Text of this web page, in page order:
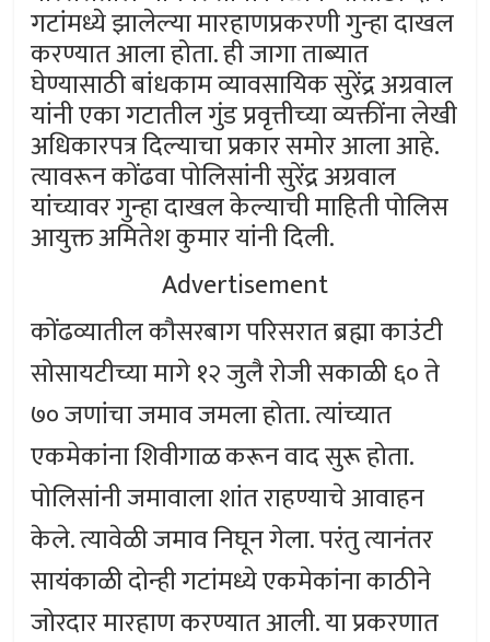
गटांमध्ये झालेल्या मारहाणप्रकरणी गुन्हा दाखल
करण्यात आला होता. ही जागा ताब्यात
घेण्यासाठी बांधकाम व्यावसायिक सुरेंद्र अग्रवाल
यांनी एका गटातील गुंड प्रवृत्तीच्या व्यक्तींना लेखी
अधिकारपत्र दिल्याचा प्रकार समोर आला आहे.
त्यावरून कोंढवा पोलिसांनी सुरेंद्र अग्रवाल
यांच्यावर गुन्हा दाखल केल्याची माहिती पोलिस
आयुक्त अमितेश कुमार यांनी दिली.
Advertisement
कोंढव्यातील कौसरबाग परिसरात ब्रह्मा काउंटी
सोसायटीच्या मागे १२ जुलै रोजी सकाळी ६० ते
७० जणांचा जमाव जमला होता. त्यांच्यात
एकमेकांना शिवीगाळ करून वाद सुरू होता.
पोलिसांनी जमावाला शांत राहण्याचे आवाहन
केले. त्यावेळी जमाव निघून गेला. परंतु त्यानंतर
सायंकाळी दोन्ही गटांमध्ये एकमेकांना काठीने
जोरदार मारहाण करण्यात आली. या प्रकरणात